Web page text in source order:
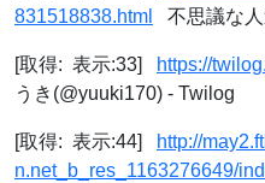
831518838.html
不思議な
[取得: 表示:33] https://
うき(@yuuki170) - Twilog
[取得: 表示:44]
http://
n.net_b_res_1163276649/